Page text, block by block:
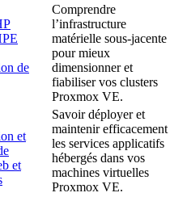
de
Comprendre
l’infrastructure
matérielle sous-jacente
pour mieux
dimensionner et
fiabiliser vos clusters
Proxmox VE.
et
et
Savoir déployer et
maintenir efficacement
les services applicatifs
hébergés dans vos
machines virtuelles
Proxmox VE.